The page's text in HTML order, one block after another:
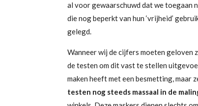
al voor gewaarschuwd dat we toegaan
die nog beperkt van hun ‘vrijheid’
gelegd.
Wanneer wij de cijfers moeten geloven
de testen om dit vast te stellen
maken heeft met een besmetting,maar
testen nog steeds massaal in de